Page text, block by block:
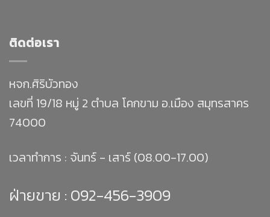
ติดต่อเรา
หจก.ศิริบัวทอง
เลขที่ 19/18 หมู่ 2 ตำบล โคกขาม อ.เมือง สมุทรสาคร
74000
เวลาทำการ : จันทร์ - เสาร์ (08.00-17.00)
ฝ่ายขาย : 092-456-3909